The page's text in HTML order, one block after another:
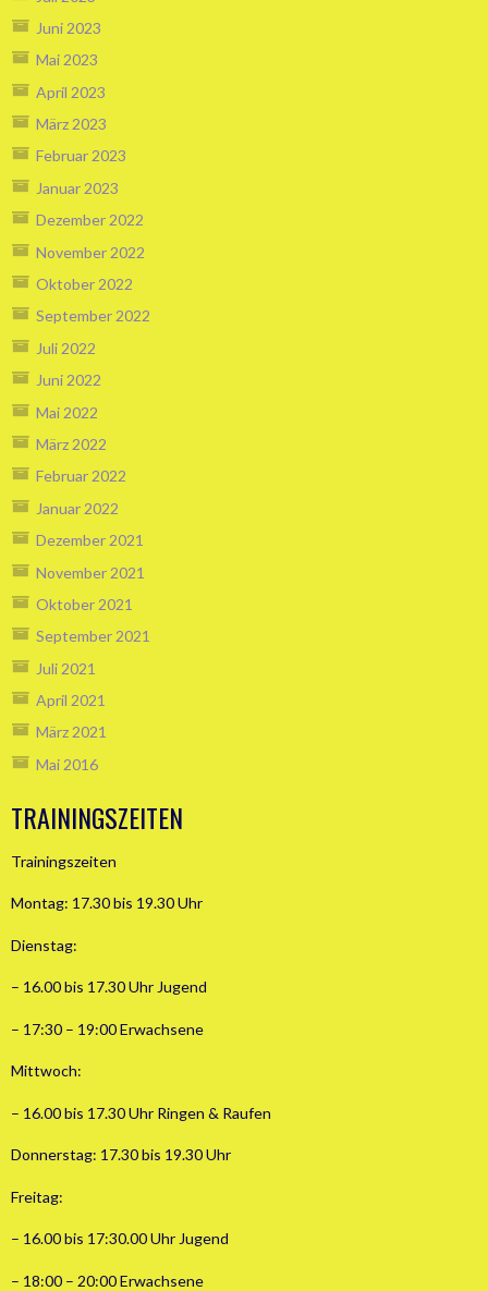
Juni 2023
Mai 2023
April 2023
März 2023
Februar 2023
Januar 2023
Dezember 2022
November 2022
Oktober 2022
September 2022
Juli 2022
Juni 2022
Mai 2022
März 2022
Februar 2022
Januar 2022
Dezember 2021
November 2021
Oktober 2021
September 2021
Juli 2021
April 2021
März 2021
Mai 2016
TRAININGSZEITEN
Trainingszeiten
Montag: 17.30 bis 19.30 Uhr
Dienstag:
– 16.00 bis 17.30 Uhr Jugend
– 17:30 – 19:00 Erwachsene
Mittwoch:
– 16.00 bis 17.30 Uhr Ringen & Raufen
Donnerstag: 17.30 bis 19.30 Uhr
Freitag:
– 16.00 bis 17:30.00 Uhr Jugend
– 18:00 – 20:00 Erwachsene